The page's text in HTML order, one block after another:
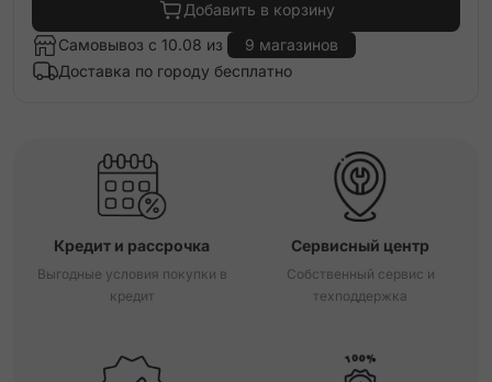
Добавить в корзину
Самовывоз с 10.08 из
9 магазинов
Доставка по городу бесплатно
Кредит и рассрочка
Выгодные условия покупки в
кредит
Сервисный центр
Собственный сервис и
техподдержка